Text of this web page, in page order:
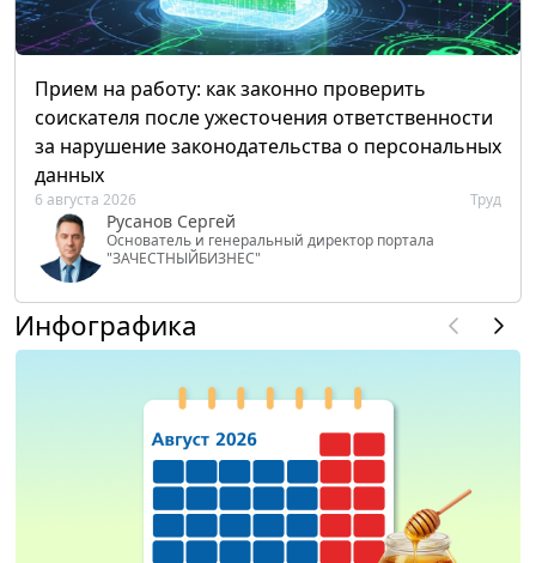
Прием на работу: как законно проверить
соискателя после ужесточения ответственности
за нарушение законодательства о персональных
данных
6 августа 2026 Труд
Русанов Сергей
Основатель и генеральный директор портала
"ЗАЧЕСТНЫЙБИЗНЕС"
Инфографика